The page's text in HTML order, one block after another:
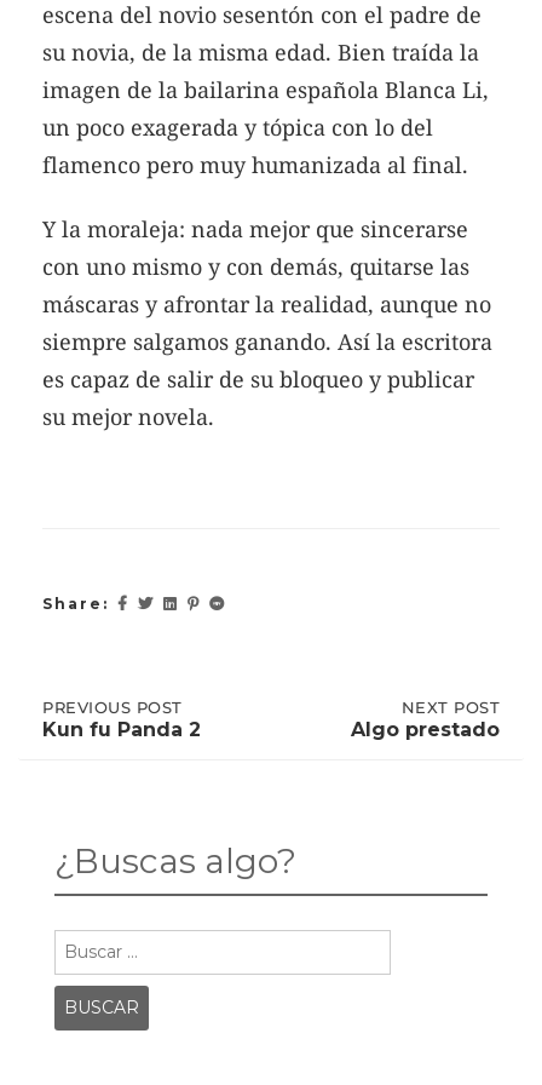
escena del novio sesentón con el padre de
su novia, de la misma edad. Bien traída la
imagen de la bailarina española Blanca Li,
un poco exagerada y tópica con lo del
flamenco pero muy humanizada al final.
Y la moraleja: nada mejor que sincerarse
con uno mismo y con demás, quitarse las
máscaras y afrontar la realidad, aunque no
siempre salgamos ganando. Así la escritora
es capaz de salir de su bloqueo y publicar
su mejor novela.
Share:
Post
PREVIOUS
POST:
PREVIOUS POST
Kun fu Panda 2
NEXT POST
Algo prestado
¿Buscas algo?